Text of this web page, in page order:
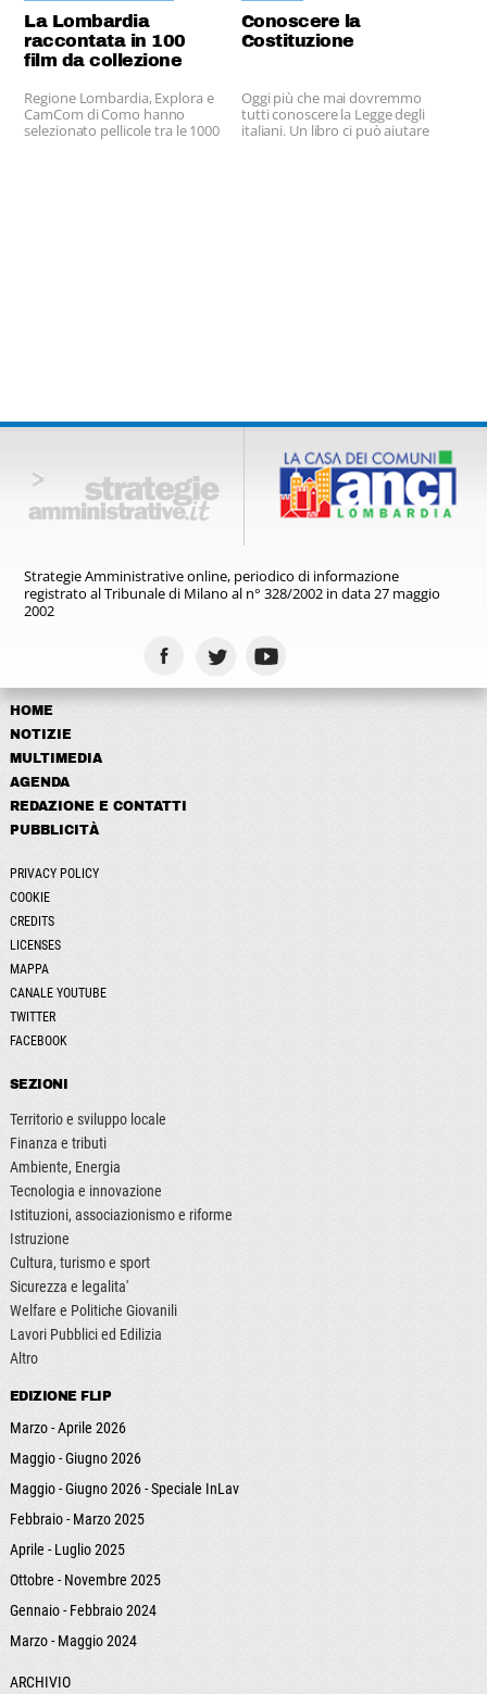
La Lombardia
raccontata in 100
film da collezione
Regione Lombardia, Explora e
CamCom di Como hanno
selezionato pellicole tra le 1000
Conoscere la
Costituzione
Oggi più che mai dovremmo
tutti conoscere la Legge degli
italiani. Un libro ci può aiutare
Strategie Amministrative online, periodico di informazione
registratoal Tribunale di Milano al n° 328/2002 in data 27 maggio
2002
HOME
NOTIZIE
MULTIMEDIA
AGENDA
REDAZIONE E CONTATTI
PUBBLICITÀ
PRIVACY POLICY
COOKIE
CREDITS
LICENSES
MAPPA
CANALE YOUTUBE
TWITTER
FACEBOOK
SEZIONI
Territorio e sviluppo locale
Finanza e tributi
Ambiente, Energia
Tecnologia e innovazione
Istituzioni, associazionismo e riforme
Istruzione
Cultura, turismo e sport
Sicurezza e legalita'
Welfare e Politiche Giovanili
Lavori Pubblici ed Edilizia
Altro
EDIZIONE FLIP
Marzo - Aprile 2026
Maggio - Giugno 2026
Maggio - Giugno 2026 - Speciale InLav
Febbraio - Marzo 2025
Aprile - Luglio 2025
Ottobre - Novembre 2025
Gennaio - Febbraio 2024
Marzo - Maggio 2024
ARCHIVIO